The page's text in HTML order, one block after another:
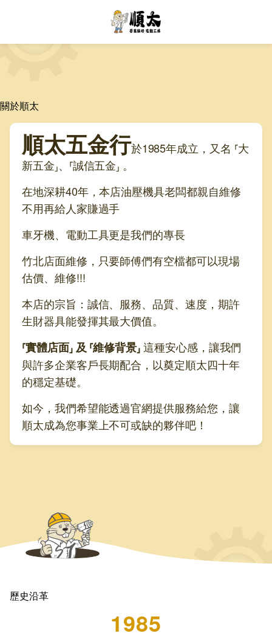
關於順太
順太五金行於1985年成立，又名 ⸢大
新五金⸥、⸢誠信五金⸥ 。
在地深耕40年，本店油壓機具老闆都親自維修
不用再給人家賺過手
車牙機、電動工具更是我們的專長
竹北店面維修，只要師傅們有空檔都可以現場
估價、維修!!!
本店的宗旨：誠信、服務、品質、速度，期許
生財器具能發揮其最大價值。
⸢實體店面⸥ 及 ⸢維修背景⸥這種安心感，讓我們
與許多企業客戶長期配合，以奠定順太四十年
的穩定基礎。
如今，我們希望能透過官網提供服務給您，讓
順太成為您事業上不可或缺的夥伴吧！
歷史沿革
1985